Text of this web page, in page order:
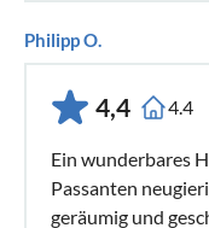
Philipp O.
4,4 4.4
Ein wunderbares
Passanten
geräumig und